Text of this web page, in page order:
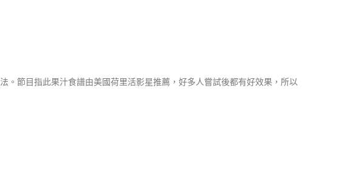
節目指此果汁食譜由美國荷里活影星推薦，好多人嘗試後都有好效果，所以